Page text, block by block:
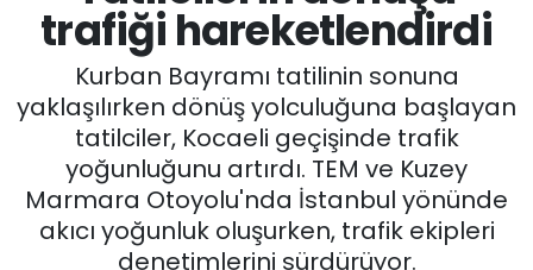
trafiği hareketlendirdi
Kurban Bayramı tatilinin sonuna
yaklaşılırken dönüş yolculuğuna başlayan
tatilciler, Kocaeli geçişinde trafik
yoğunluğunu artırdı. TEM ve Kuzey
Marmara Otoyolu'nda İstanbul yönünde
akıcı yoğunluk oluşurken, trafik ekipleri
denetimlerini sürdürüyor.
GÜNCEL
SİYASET
EĞİTİM
MAGAZİN
Süper Lig Puan Durumu ve Fikstür
Tüm Manşetler
Son Dakika Haberleri
Haber Arşivi